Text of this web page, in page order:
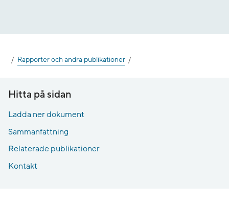
Rapporter och andra publikationer
Hitta på sidan
Ladda ner dokument
Sammanfattning
Relaterade publikationer
Kontakt